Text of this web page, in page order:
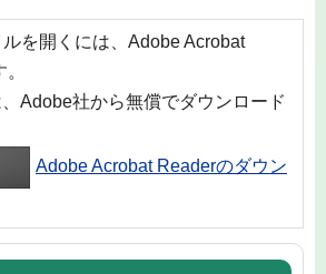
を開くには、Adobe Acrobat
Adobe社から無償でダウンロード
Adobe Acrobat Readerのダウン